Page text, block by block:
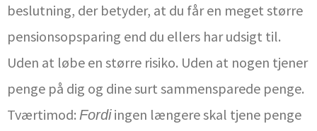
beslutning, der betyder, at du får en meget større
pensionsopsparing end du ellers har udsigt til.
Uden at løbe en større risiko. Uden at nogen tjener
penge på dig og dine surt sammensparede penge.
Tværtimod: Fordiingen længere skal tjene penge